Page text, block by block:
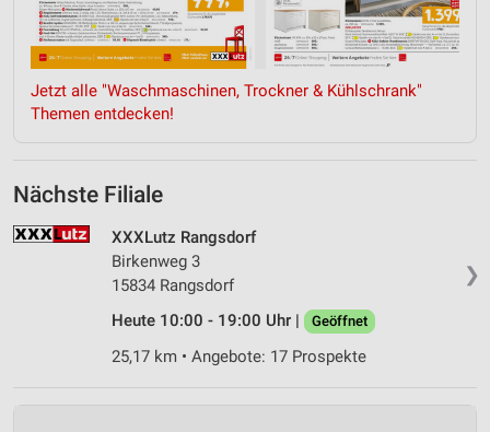
Jetzt alle "Waschmaschinen, Trockner & Kühlschrank"
Themen entdecken!
Nächste Filiale
❯
XXXLutz Rangsdorf
Birkenweg 3
15834 Rangsdorf
Heute 10:00 - 19:00 Uhr |
Geöffnet
25,17 km • Angebote: 17 Prospekte